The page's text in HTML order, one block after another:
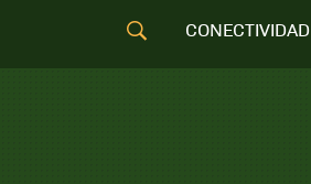
CONECTIVIDAD